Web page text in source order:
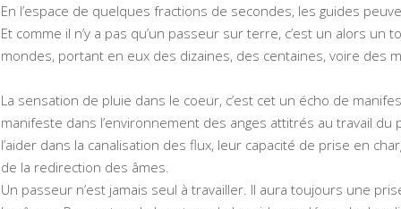
En l’espace de quelques fractions de secondes, les guides
Et comme il n’y a pas qu’un passeur sur terre, c’est un alors
mondes, portant en eux des dizaines, des centaines, voire des
La sensation de pluie dans le coeur, c’est cet un écho de
manifeste dans l’environnement des anges attitrés au travail du
l’aider dans la canalisation des flux, leur capacité de prise en
de la redirection des âmes.
Un passeur n’est jamais seul à travailler. Il aura toujours une